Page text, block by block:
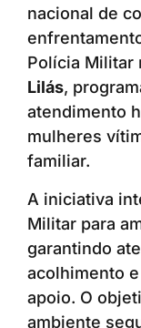
nacional de
Polícia Militar
Lilás,
atendimento
mulheres
familiar.
A iniciativa
Militar para
garantindo
acolhimento
apoio. O
ambiente